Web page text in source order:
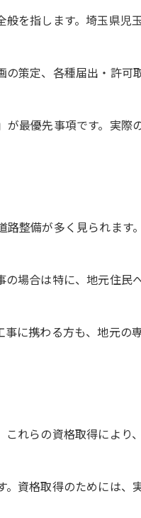
事の発展
業手順の工夫
事現場対応策
なポイント整理
工事のポイント
密着の工夫
を指します。埼玉県児
策定、各種届出・許可
最優先事項です。実際
整備が多く見られます
場合は特に、地元住民
に携わる方も、地元の
れらの資格取得により
資格取得のためには、